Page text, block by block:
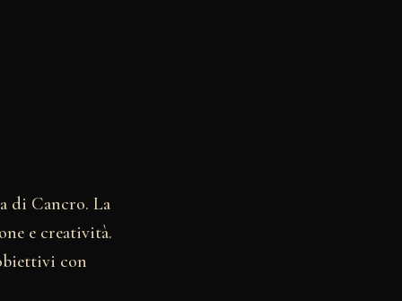
di Cancro. La
e creatività.
con